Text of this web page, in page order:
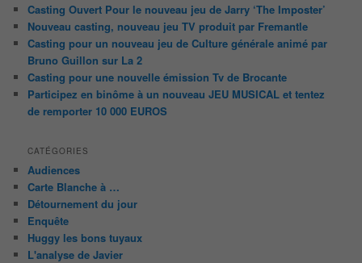
Casting Ouvert Pour le nouveau jeu de Jarry ‘The Imposter’
Nouveau casting, nouveau jeu TV produit par Fremantle
Casting pour un nouveau jeu de Culture générale animé par
Bruno Guillon sur La 2
Casting pour une nouvelle émission Tv de Brocante
Participez en binôme à un nouveau JEU MUSICAL et tentez
de remporter 10 000 EUROS
CATÉGORIES
Audiences
Carte Blanche à …
Détournement du jour
Enquête
Huggy les bons tuyaux
L'analyse de Javier